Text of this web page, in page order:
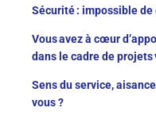
Sécurité : impossible de
Vous avez à cœur
dans le cadre de projets
Sens du service,
vous ?